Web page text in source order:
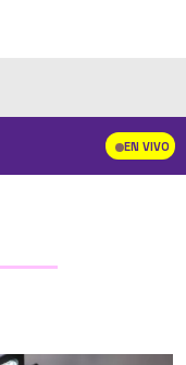
EN VIVO